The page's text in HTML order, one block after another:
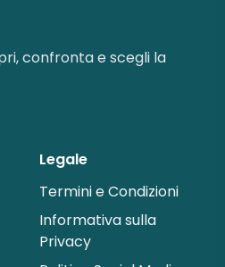
confronta e scegli la
Legale
Termini e Condizioni
Informativa sulla
Privacy